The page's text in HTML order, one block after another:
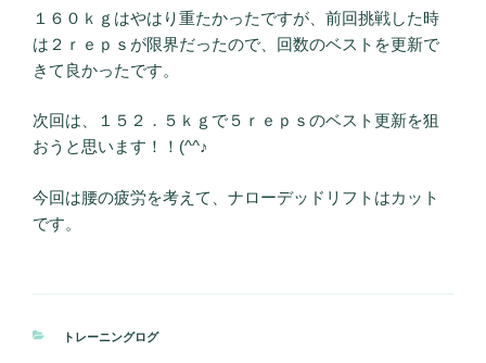
１６０ｋｇはやはり重たかったですが、前回挑戦した時
は２ｒｅｐｓが限界だったので、回数のベストを更新で
きて良かったです。
次回は、１５２．５ｋｇで５ｒｅｐｓのベスト更新を狙
おうと思います！！(^^♪
今回は腰の疲労を考えて、ナローデッドリフトはカット
です。
カトレーニングログ